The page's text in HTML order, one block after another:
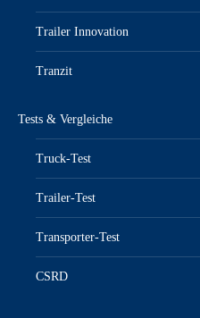
Trailer Innovation
Tranzit
Tests & Vergleiche
Truck-Test
Trailer-Test
Transporter-Test
CSRD